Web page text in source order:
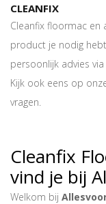
CLEANFIX
Cleanfix floormac en
product je nodig
persoonlijk advies
Kijk ook eens op
vragen.
Cleanfix
vind je bij
Welkom bij